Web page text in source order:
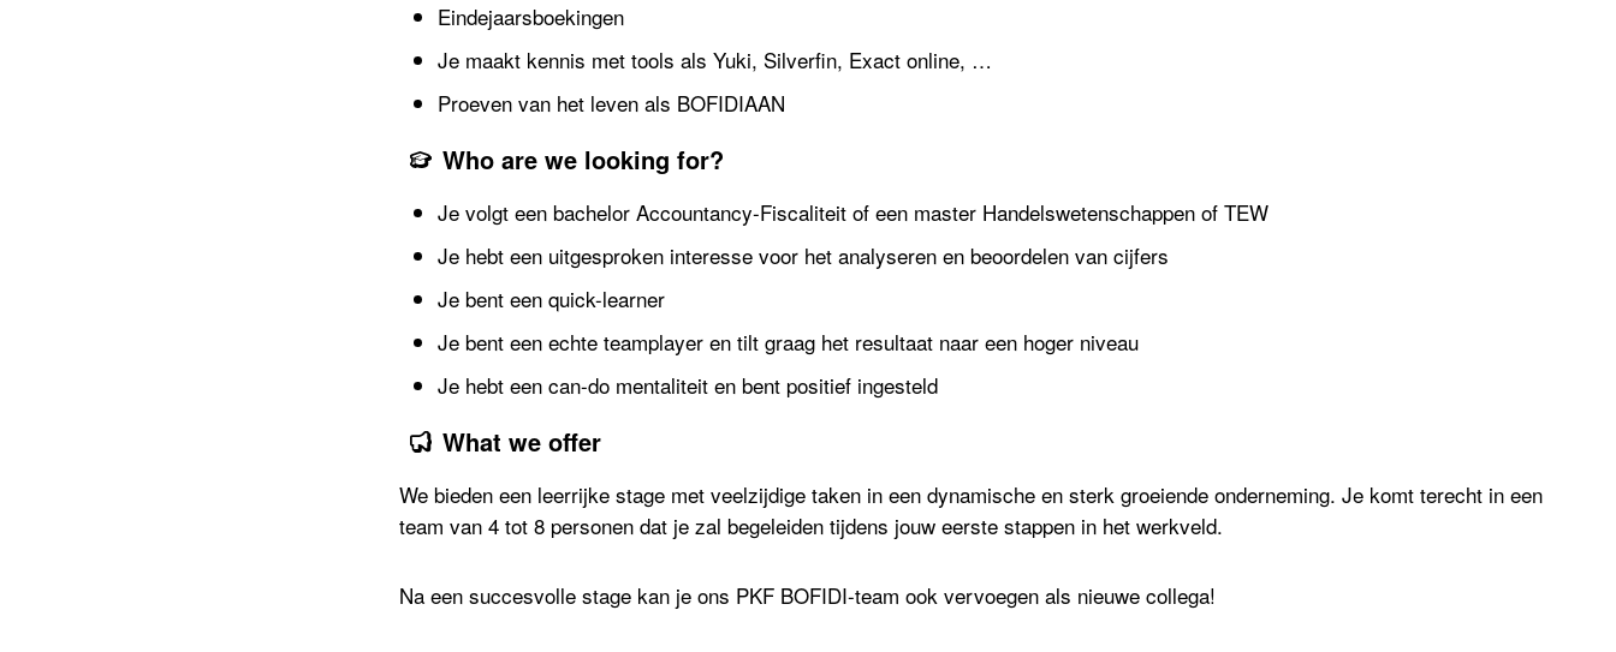
Eindejaarsboekingen
Je maakt kennis met tools als Yuki, Silverfin, Exact online, …
Proeven van het leven als BOFIDIAAN
Who are we looking for?
Je volgt een bachelor Accountancy-Fiscaliteit of een master Handelswetenschappen of TEW
Je hebt een uitgesproken interesse voor het analyseren en beoordelen van cijfers
Je bent een quick-learner
Je bent een echte teamplayer en tilt graag het resultaat naar een hoger niveau
Je hebt een can-do mentaliteit en bent positief ingesteld
What we offer
We bieden een leerrijke stage met veelzijdige taken in een dynamische en sterk groeiende onderneming. Je komt terecht in een
team van 4 tot 8 personen dat je zal begeleiden tijdens jouw eerste stappen in het werkveld.
Na een succesvolle stage kan je ons PKF BOFIDI-team ook vervoegen als nieuwe collega!